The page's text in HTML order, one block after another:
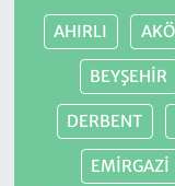
AHIRLI
BEYŞEHİR
DERBENT
EMİRGAZİ